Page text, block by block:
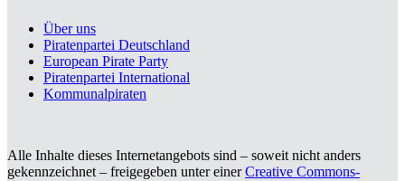
Über uns
Piratenpartei Deutschland
European Pirate Party
Piratenpartei International
Kommunalpiraten
Alle Inhalte dieses Internetangebots sind – soweit nicht anders
gekennzeichnet – freigegeben unter einerCreative Commons-